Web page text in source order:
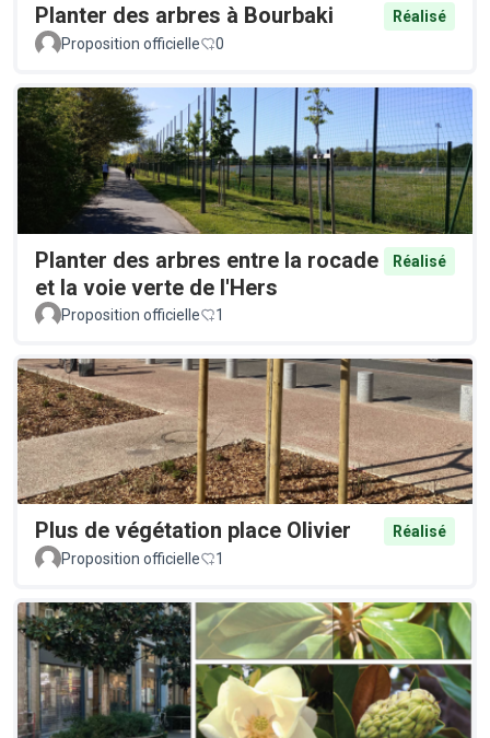
Planter des arbres à Bourbaki
Réalisé
Proposition officielle
0
Planter des arbres entre la rocade
et la voie verte de l'Hers
Réalisé
Proposition officielle 1
Plus de végétation place Olivier
Réalisé
Proposition officielle
1